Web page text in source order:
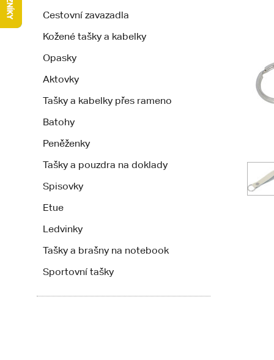
Cestovní zavazadla
Kožené tašky a kabelky
Opasky
Aktovky
Tašky a kabelky přes rameno
Batohy
Peněženky
Tašky a pouzdra na doklady
Spisovky
Etue
Ledvinky
Tašky a brašny na notebook
Sportovní tašky